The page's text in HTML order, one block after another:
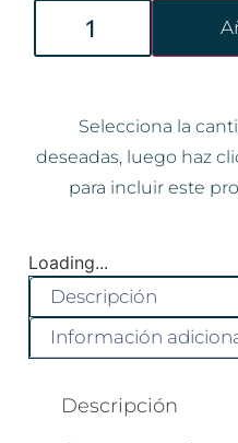
Selecciona la
deseadas, luego haz
para incluir este
Loading...
Descripción
Información
Descripción